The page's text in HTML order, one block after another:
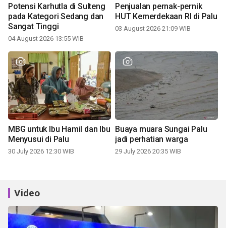
Potensi Karhutla di Sulteng
pada Kategori Sedang dan
Sangat Tinggi
04 August 2026 13:55 WIB
Penjualan pernak-pernik
HUT Kemerdekaan RI di Palu
03 August 2026 21:09 WIB
MBG untuk Ibu Hamil dan Ibu
Menyusui di Palu
30 July 2026 12:30 WIB
Buaya muara Sungai Palu
jadi perhatian warga
29 July 2026 20:35 WIB
Video